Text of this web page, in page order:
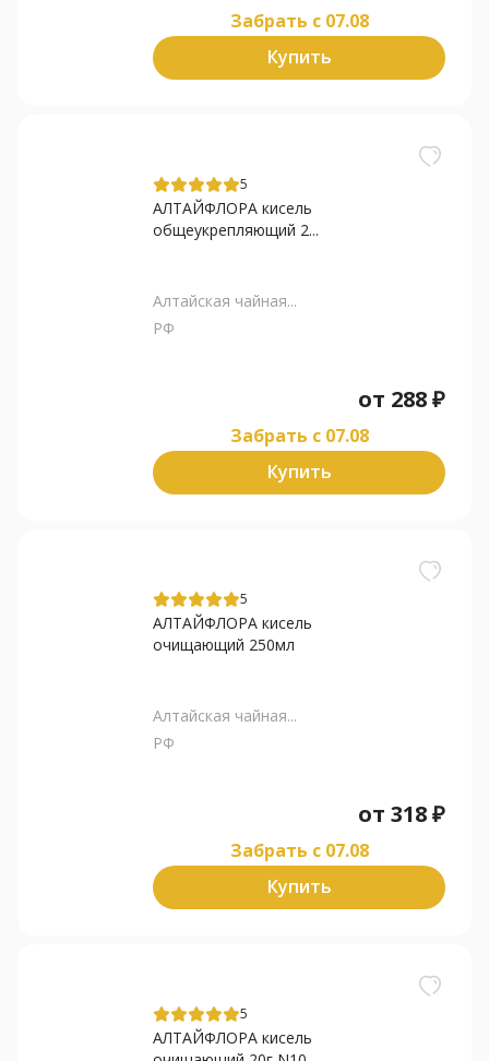
Забрать c 07.08
Купить
5
АЛТАЙФЛОРА кисель
общеукрепляющий 2...
Алтайская чайная...
РФ
от 288₽
Забрать c 07.08
Купить
5
АЛТАЙФЛОРА кисель
очищающий 250мл
Алтайская чайная...
РФ
от 318₽
Забрать c 07.08
Купить
5
АЛТАЙФЛОРА кисель